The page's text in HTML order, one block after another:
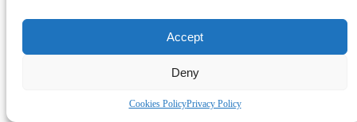
Accept
Deny
Cookies PolicyPrivacy Policy
ธุรกิจ/ประกัน/การเงิน